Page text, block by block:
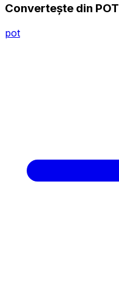
Convertește din POT
pot